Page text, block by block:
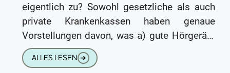
eigentlich zu? Sowohl gesetzliche als auch
private Krankenkassen haben genaue
Vorstellungen davon, was a) gute Hörgeräte
sind, und was sie b) kosten dürfen. Im
ALLES LESEN ➔